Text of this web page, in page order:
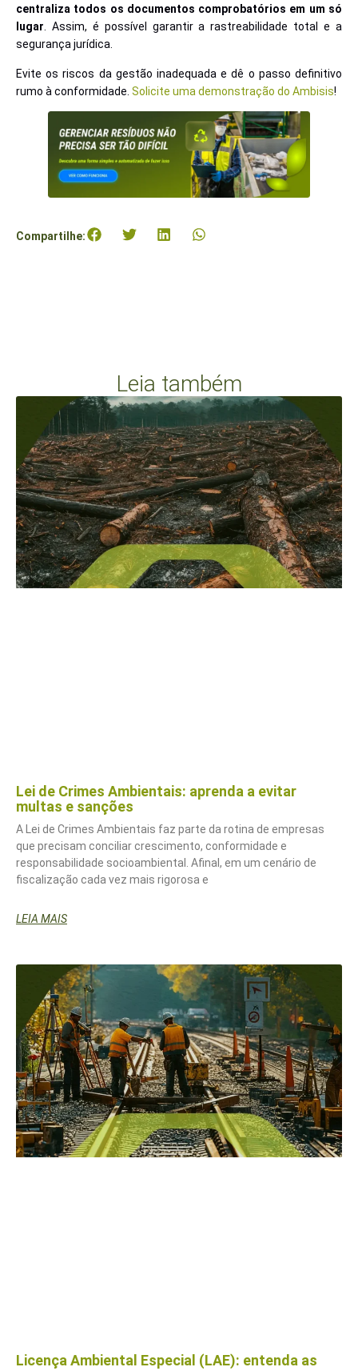
centraliza todos os documentos comprobatórios em um só
lugar. Assim, é possível garantir a rastreabilidade total e a
segurança jurídica.
Evite os riscos da gestão inadequada e dê o passo definitivo
rumo à conformidade. Solicite uma demonstração do Ambisis!
Compartilhe:
Leia também
Lei de Crimes Ambientais: aprenda a evitar
multas e sanções
A Lei de Crimes Ambientais faz parte da rotina de empresas
que precisam conciliar crescimento, conformidade e
responsabilidade socioambiental. Afinal, em um cenário de
fiscalização cada vez mais rigorosa e
LEIA MAIS
Licença Ambiental Especial (LAE): entenda as